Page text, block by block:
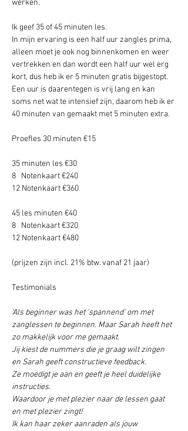
werken.
Ik geef 35 of 45 minuten les.
In mijn ervaring is een half uur zangles prima,
alleen moet je ook nog binnenkomen en weer
vertrekken en dan wordt een half uur wel erg
kort, dus heb ik er 5 minuten gratis bijgestopt.
Een uur is daarentegen is vrij lang en kan
soms net wat te intensief zijn, daarom heb ik er
40 minuten van gemaakt met 5 minuten extra.
Proefles 30 minuten €15
35 minuten les €30
8   Notenkaart €240
12 Notenkaart €360
45 les minuten €40
8   Notenkaart €320
12 Notenkaart €480
(prijzen zijn incl. 21% btw. vanaf 21 jaar)
Testimonials
‘Als beginner was het 'spannend' om met
zanglessen te beginnen. Maar Sarah heeft het
zo makkelijk voor me gemaakt.
Jij kiest de nummers die je graag wilt zingen
en Sarah geeft constructieve feedback.
Ze moedigt je aan en geeft je heel duidelijke
instructies.
Waardoor je met plezier naar de lessen gaat
en met plezier zingt!
Ik kan haar zeker aanraden als jouw